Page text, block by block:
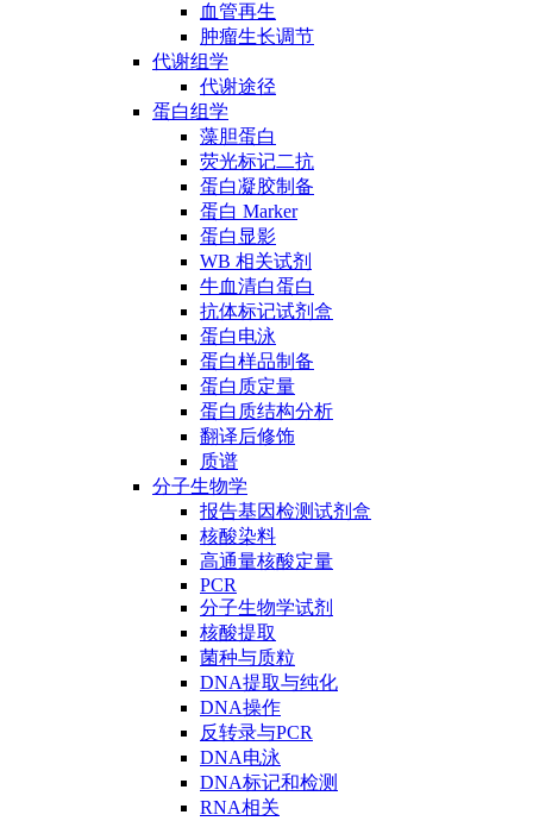
血管再生
肿瘤生长调节
代谢组学
代谢途径
蛋白组学
藻胆蛋白
荧光标记二抗
蛋白凝胶制备
蛋白 Marker
蛋白显影
WB 相关试剂
牛血清白蛋白
抗体标记试剂盒
蛋白电泳
蛋白样品制备
蛋白质定量
蛋白质结构分析
翻译后修饰
质谱
分子生物学
报告基因检测试剂盒
核酸染料
高通量核酸定量
PCR
分子生物学试剂
核酸提取
菌种与质粒
DNA提取与纯化
DNA操作
反转录与PCR
DNA电泳
DNA标记和检测
RNA相关